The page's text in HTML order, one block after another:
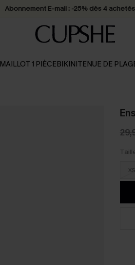
Abonnement E-mail : -25% dès 4
MAILLOT 1 PIÈCEBIKINITENUE DE